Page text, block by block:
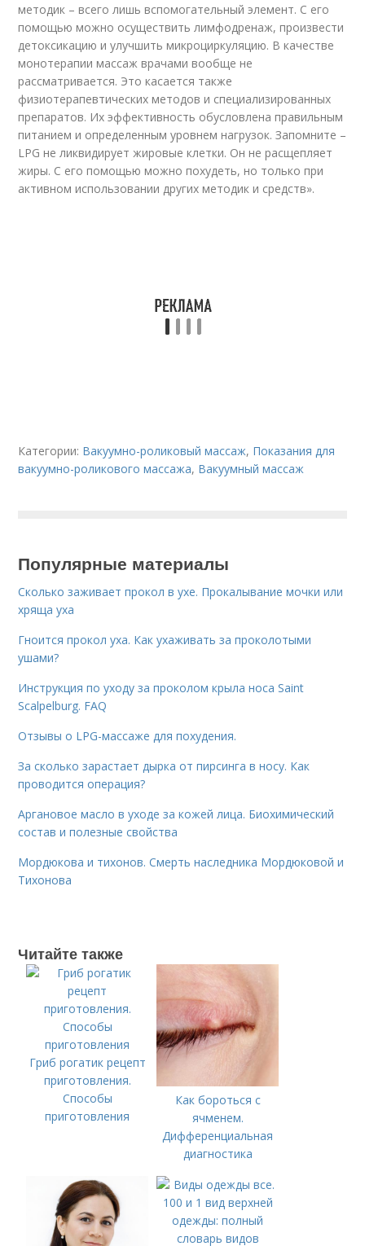
методик – всего лишь вспомогательный элемент. С его
помощью можно осуществить лимфодренаж, произвести
детоксикацию и улучшить микроциркуляцию. В качестве
монотерапии массаж врачами вообще не
рассматривается. Это касается также
физиотерапевтических методов и специализированных
препаратов. Их эффективность обусловлена правильным
питанием и определенным уровнем нагрузок. Запомните –
LPG не ликвидирует жировые клетки. Он не расщепляет
жиры. С его помощью можно похудеть, но только при
активном использовании других методик и средств».
Категории: Вакуумно-роликовый массаж, Показания для
вакуумно-роликового массажа, Вакуумный массаж
Популярные материалы
Сколько заживает прокол в ухе. Прокалывание мочки или
хряща уха
Гноится прокол уха. Как ухаживать за проколотыми
ушами?
Инструкция по уходу за проколом крыла носа Saint
Scalpelburg. FAQ
Отзывы о LPG-массаже для похудения.
За сколько зарастает дырка от пирсинга в носу. Как
проводится операция?
Аргановое масло в уходе за кожей лица. Биохимический
состав и полезные свойства
Мордюкова и тихонов. Смерть наследника Мордюковой и
Тихонова
Читайте также
Гриб рогатик рецепт
приготовления.
Способы
приготовления
Как бороться с
ячменем.
Дифференциальная
диагностика